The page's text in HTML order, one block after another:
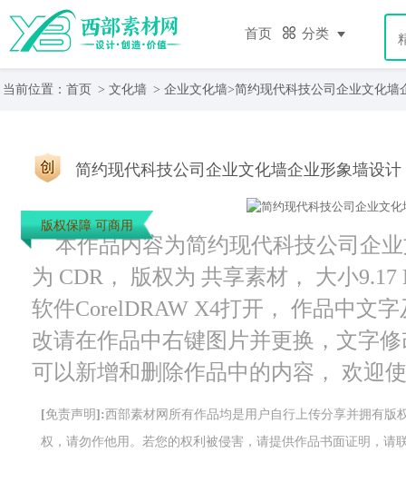
首页 分类
当前位置： 首页 > 文化墙 > 企业文化墙>简约现代科技公司企业文化墙
简约现代科技公司企业文化墙企业形象墙设计
版权保障 可商用
本作品内容为简约现代科技公司企
为 CDR， 版权为 共享素材， 大小
软件CorelDRAW X4打开， 作品中文
改请在作品中右键图片并更换，文字
可以新增和删除作品中的内容， 欢迎
[免责声明]:西部素材网所有作品均是用户自行上传分享并拥有
权，请勿作他用。若您的权利被侵害，请提供作品书面证明，请